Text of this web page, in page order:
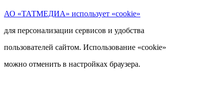
АО «ТАТМЕДИА» использует «cookie»
для персонализации сервисов и удобства
пользователей сайтом. Использование «cookie»
можно отменить в настройках браузера.